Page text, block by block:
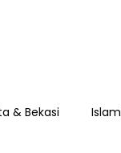
& Bekasi